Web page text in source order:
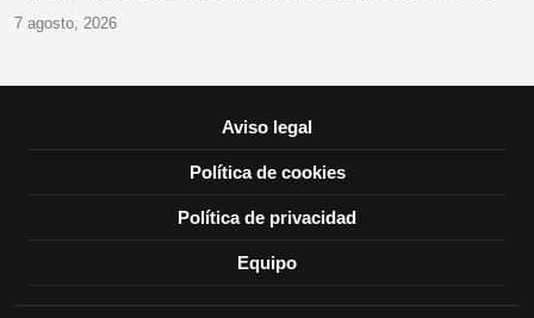
7 agosto, 2026
Aviso legal
Política de cookies
Política de privacidad
Equipo